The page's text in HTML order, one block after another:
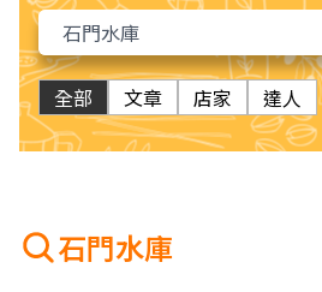
全部 文章 店家 達人
石門水庫